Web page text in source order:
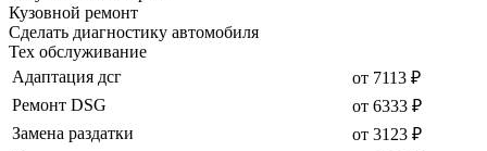
Кузовной ремонт
Сделать диагностику автомобиля
Тех обслуживание
Адаптация дсг
от 7113 ₽
Ремонт DSG
от 6333 ₽
Замена раздатки
от 3123 ₽